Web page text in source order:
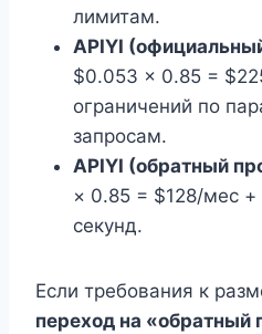
лимитам.
APIYI
$0.053 × 0.85 =
ограничений по
запросам.
APIYI (обратный
× 0.85 = $128/мес +
секунд.
Если требования к
переход на «обратный